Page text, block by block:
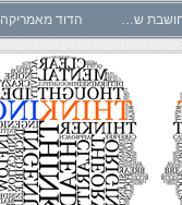
חושבת ש… הדוד מאמריקה